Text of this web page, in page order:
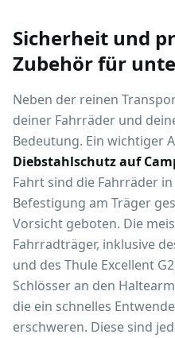
Sicherheit und
Zubehör für
Neben der reinen
deiner Fahrräder und
Bedeutung. Ein wichtiger
Diebstahlschutz auf
Fahrt sind die Fahrräder
Befestigung am Träger
Vorsicht geboten. Die
Fahrradträger, inklusive
und des Thule Excellent
Schlösser an den
die ein schnelles
erschweren. Diese sind